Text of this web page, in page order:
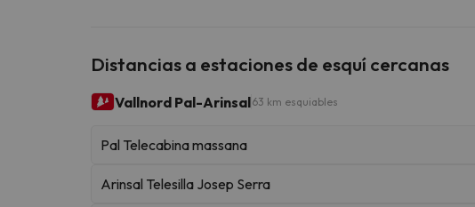
Distancias a estaciones de esquí cercanas
Vallnord Pal-Arinsal63 km esquiables
Pal Telecabina massana
Arinsal Telesilla Josep Serra